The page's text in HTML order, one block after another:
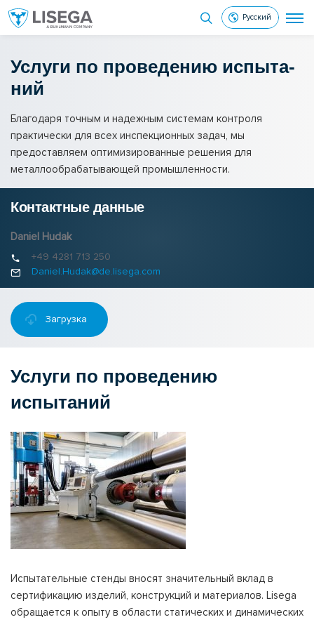
Русский
Услу­ги по про­ве­де­нию ис­пы­та­
ний
Благодаря точным и надежным системам контроля
практически для всех инспекционных задач, мы
предоставляем оптимизированные решения для
металлообрабатывающей промышленности.
Контактные данные
Daniel Hudak
+49 4281 713 250
Daniel.Hudak@de.lisega.com
Загрузка
Услуги по проведению
испытаний
Испытательные стенды вносят значительный вклад в
сертификацию изделий, конструкций и материалов. Lisega
обращается к опыту в области статических и динамических